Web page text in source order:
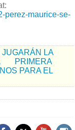
perez-maurice-se-
LA
PRIMERA
PARA EL